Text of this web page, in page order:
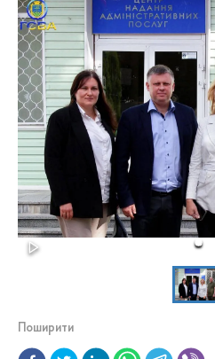
Поширити